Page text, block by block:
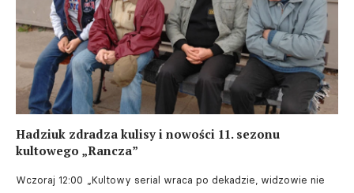
Hadziuk zdradza kulisy i nowości 11. sezonu
kultowego „Rancza”
Wczoraj 12:00 „Kultowy serial wraca po dekadzie, widzowie nie